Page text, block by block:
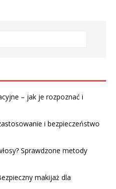
– jak je rozpoznać i
i bezpieczeństwo
Sprawdzone metody
makijaż dla